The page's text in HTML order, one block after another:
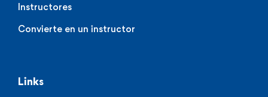
Instructores
Convierte en un instructor
Links